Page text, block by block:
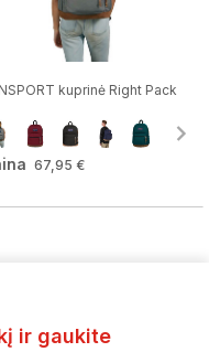
kuprinė Right Pack
67,95 €
ir gaukite